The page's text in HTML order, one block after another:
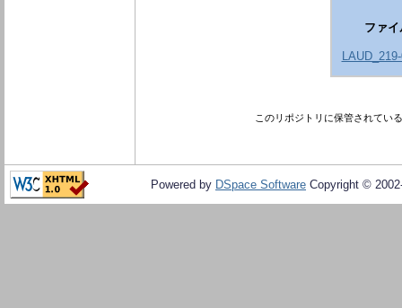
ファイ
このリポジトリに保管されてい
Powered by DSpace Software Copyright ©